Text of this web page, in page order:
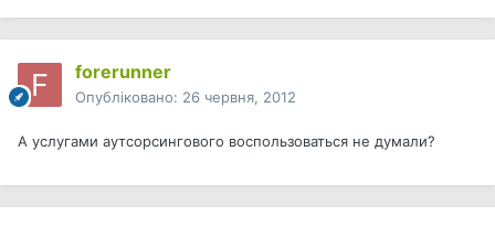
forerunner
Опубліковано: 26 червня, 2012
А услугами аутсорсингового воспользоваться не думали?